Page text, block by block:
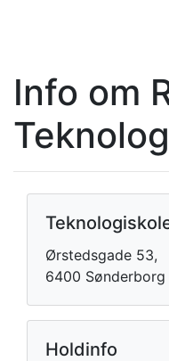
Info om
Ørstedsgade 53,
6400 Sønderborg
Holdinfo